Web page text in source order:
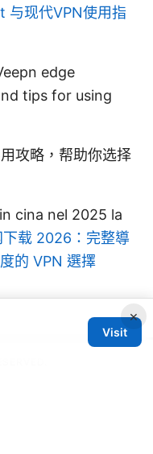
现代VPN使用指
edge
tips for using
攻略，帮助你选择
cina nel 2025 la
载 2026：完整導
的 VPN 選擇
×
Visit